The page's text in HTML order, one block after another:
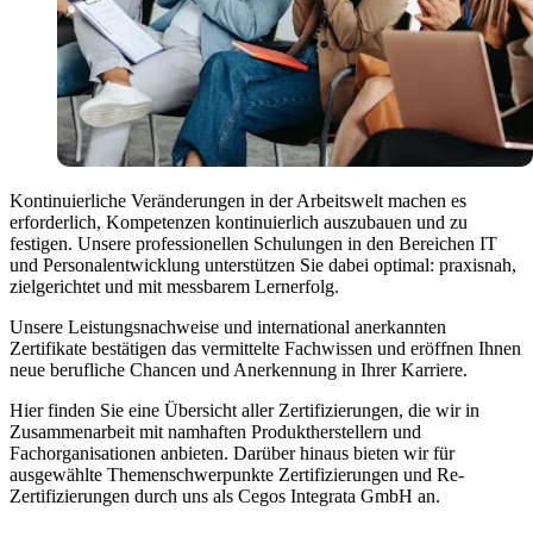
Kontinuierliche Veränderungen in der Arbeitswelt machen es
erforderlich, Kompetenzen kontinuierlich auszubauen und zu
festigen. Unsere professionellen Schulungen in den Bereichen IT
und Personalentwicklung unterstützen Sie dabei optimal: praxisnah,
zielgerichtet und mit messbarem Lernerfolg.
Unsere Leistungsnachweise und international anerkannten
Zertifikate bestätigen das vermittelte Fachwissen und eröffnen Ihnen
neue berufliche Chancen und Anerkennung in Ihrer Karriere.
Hier finden Sie eine Übersicht aller Zertifizierungen, die wir in
Zusammenarbeit mit namhaften Produktherstellern und
Fachorganisationen anbieten. Darüber hinaus bieten wir für
ausgewählte Themenschwerpunkte Zertifizierungen und Re-
Zertifizierungen durch uns als Cegos Integrata GmbH an.